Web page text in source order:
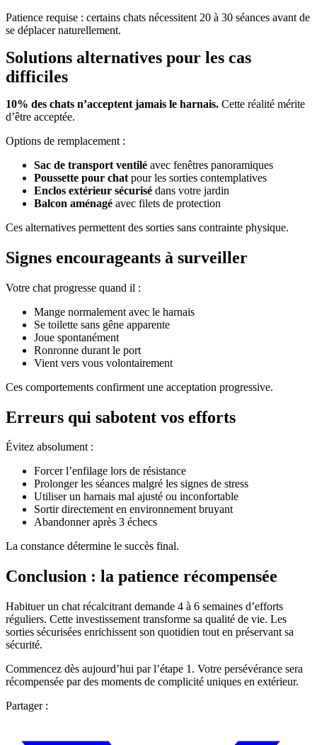
Patience requise : certains chats nécessitent 20 à 30 séances avant de
se déplacer naturellement.
Solutions alternatives pour les cas
difficiles
10% des chats n’acceptent jamais le harnais. Cette réalité mérite
d’être acceptée.
Options de remplacement :
Sac de transport ventilé avec fenêtres panoramiques
Poussette pour chat pour les sorties contemplatives
Enclos extérieur sécurisé dans votre jardin
Balcon aménagé avec filets de protection
Ces alternatives permettent des sorties sans contrainte physique.
Signes encourageants à surveiller
Votre chat progresse quand il :
Mange normalement avec le harnais
Se toilette sans gêne apparente
Joue spontanément
Ronronne durant le port
Vient vers vous volontairement
Ces comportements confirment une acceptation progressive.
Erreurs qui sabotent vos efforts
Évitez absolument :
Forcer l’enfilage lors de résistance
Prolonger les séances malgré les signes de stress
Utiliser un harnais mal ajusté ou inconfortable
Sortir directement en environnement bruyant
Abandonner après 3 échecs
La constance détermine le succès final.
Conclusion : la patience récompensée
Habituer un chat récalcitrant demande 4 à 6 semaines d’efforts
réguliers. Cette investissement transforme sa qualité de vie. Les
sorties sécurisées enrichissent son quotidien tout en préservant sa
sécurité.
Commencez dès aujourd’hui par l’étape 1. Votre persévérance sera
récompensée par des moments de complicité uniques en extérieur.
Partager :